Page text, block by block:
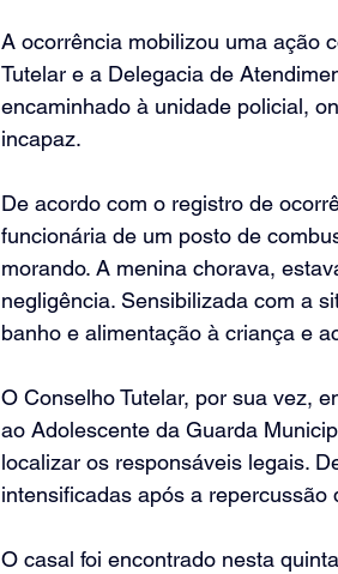
A ocorrência mobilizou uma ação
Tutelar e a Delegacia de
encaminhado à unidade policial,
incapaz.
De acordo com o registro de
funcionária de um posto de
morando. A menina chorava,
negligência. Sensibilizada com a
banho e alimentação à criança e
O Conselho Tutelar, por sua vez,
ao Adolescente da Guarda
localizar os responsáveis legais.
intensificadas após a
O casal foi encontrado nesta